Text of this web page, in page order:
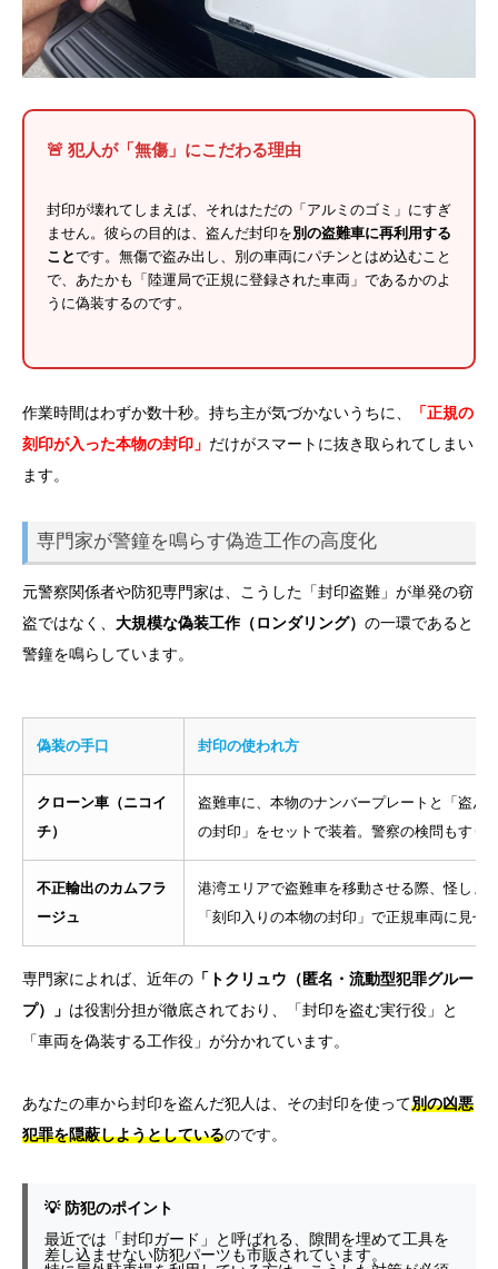
🚨 犯人が「無傷」にこだわる理由
封印が壊れてしまえば、それはただの「アルミのゴミ」にすぎ
ません。彼らの目的は、盗んだ封印を別の盗難車に再利用する
ことです。無傷で盗み出し、別の車両にパチンとはめ込むこと
で、あたかも「陸運局で正規に登録された車両」であるかのよ
うに偽装するのです。
作業時間はわずか数十秒。持ち主が気づかないうちに、
「正規の
刻印が入った本物の封印」 だけがスマートに抜き取られてしまい
ます。
専門家が警鐘を鳴らす偽造工作の高度化
元警察関係者や防犯専門家は、こうした「封印盗難」が単発の窃
盗ではなく、 大規模な偽装工作（ロンダリング） の一環であると
警鐘を鳴らしています。
偽装の手口 封印の使われ方
クローン車（ニコイ
チ）
盗難車に、本物のナンバープレートと「盗ん
の封印」をセットで装着。警察の検問もすり
不正輸出のカムフラ
ージュ
港湾エリアで盗難車を移動させる際、怪しま
「刻印入りの本物の封印」で正規車両に見せ
専門家によれば、近年の 「トクリュウ（匿名・流動型犯罪グルー
プ）」 は役割分担が徹底されており、「封印を盗む実行役」と
「車両を偽装する工作役」が分かれています。
あなたの車から封印を盗んだ犯人は、その封印を使って別の凶悪
犯罪を隠蔽しようとしているのです。
💡 防犯のポイント
最近では「封印ガード」と呼ばれる、隙間を埋めて工具を
差し込ませない防犯パーツも市販されています。